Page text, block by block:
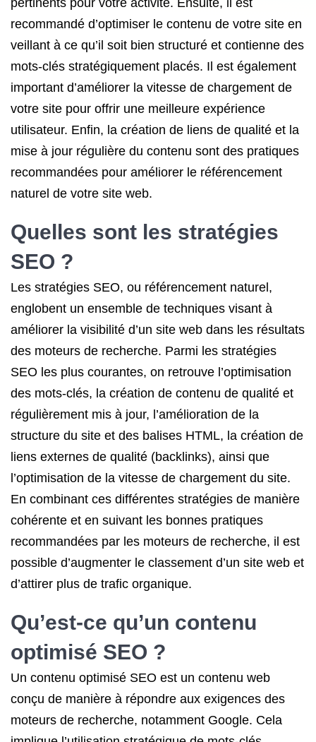
pertinents pour votre activité. Ensuite, il est
recommandé d’optimiser le contenu de votre site en
veillant à ce qu’il soit bien structuré et contienne des
mots-clés stratégiquement placés. Il est également
important d’améliorer la vitesse de chargement de
votre site pour offrir une meilleure expérience
utilisateur. Enfin, la création de liens de qualité et la
mise à jour régulière du contenu sont des pratiques
recommandées pour améliorer le référencement
naturel de votre site web.
Quelles sont les stratégies
SEO ?
Les stratégies SEO, ou référencement naturel,
englobent un ensemble de techniques visant à
améliorer la visibilité d’un site web dans les résultats
des moteurs de recherche. Parmi les stratégies
SEO les plus courantes, on retrouve l’optimisation
des mots-clés, la création de contenu de qualité et
régulièrement mis à jour, l’amélioration de la
structure du site et des balises HTML, la création de
liens externes de qualité (backlinks), ainsi que
l’optimisation de la vitesse de chargement du site.
En combinant ces différentes stratégies de manière
cohérente et en suivant les bonnes pratiques
recommandées par les moteurs de recherche, il est
possible d’augmenter le classement d’un site web et
d’attirer plus de trafic organique.
Qu’est-ce qu’un contenu
optimisé SEO ?
Un contenu optimisé SEO est un contenu web
conçu de manière à répondre aux exigences des
moteurs de recherche, notamment Google. Cela